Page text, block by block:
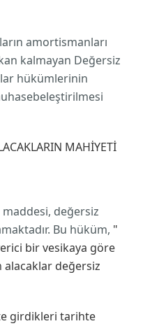
amortismanları
kalmayan Değersiz
hükümlerinin
MAHİYETİ
değersiz
Bu hüküm, "
bir vesikaya göre
alacaklar değersiz
girdikleri tarihte